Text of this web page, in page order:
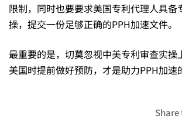
限制，同时也要要求美国专利代理人具备
操，提交一份足够正确的PPH加速文件。
最重要的是，切莫忽视中美专利审查实操
美国时提前做好预防，才是助力PPH加速